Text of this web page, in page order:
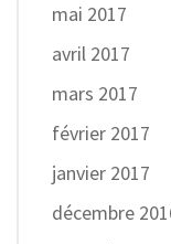
mai 2017
avril 2017
mars 2017
février 2017
janvier 2017
décembre